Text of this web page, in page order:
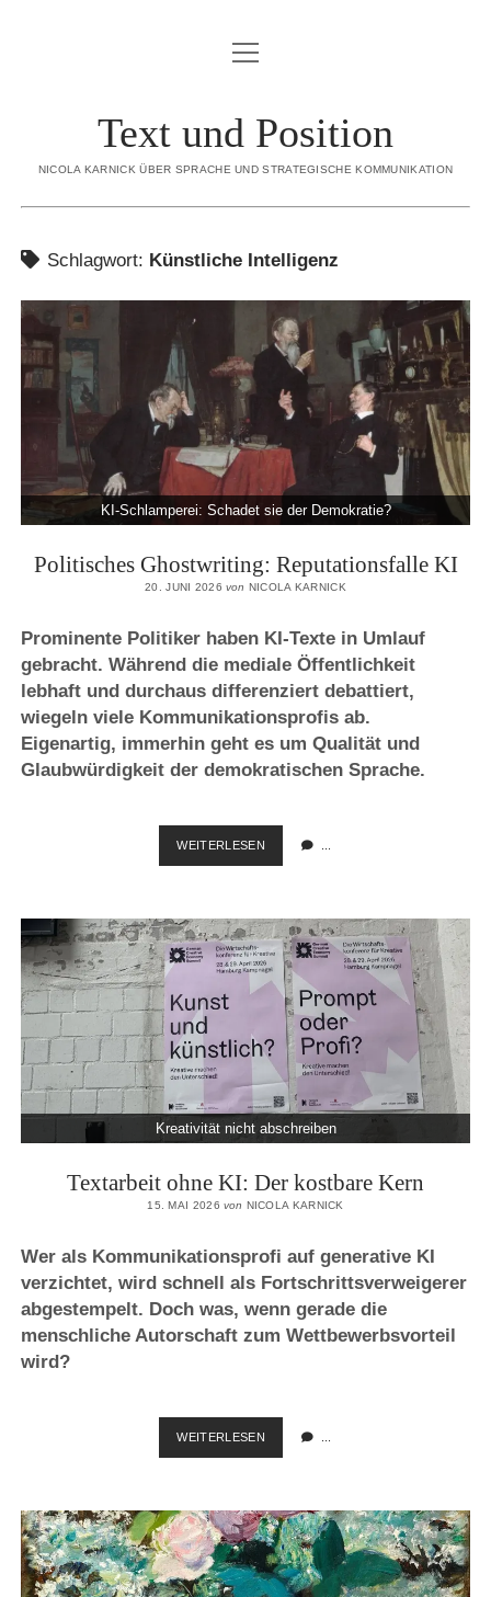
BLOG
Menü
öffnen
INTERNE REDAKTION
EXECUTIVE GHOSTWRITING
REDENSCHREIBEN
DIALOGBÜCHER
DATENSCHUTZERKLÄRUNG
IMPRESSUM
linkedin
emailxing
Menü
öffnen
Text und Position
NICOLA KARNICK ÜBER SPRACHE UND STRATEGISCHE KOMMUNIKATION
Schlagwort: Künstliche Intelligenz
KI-Schlamperei: Schadet sie der Demokratie?
Politisches Ghostwriting: Reputationsfalle KI
20. JUNI 2026von NICOLA KARNICK
Prominente Politiker haben KI-Texte in Umlauf
gebracht. Während die mediale Öffentlichkeit
lebhaft und durchaus differenziert debattiert,
wiegeln viele Kommunikationsprofis ab.
Eigenartig, immerhin geht es um Qualität und
Glaubwürdigkeit der demokratischen Sprache.
WEITERLESENPOLITISCHES
GHOSTWRITING:
Kreativität nicht abschreiben
Textarbeit ohne KI: Der kostbare Kern
15. MAI 2026von NICOLA KARNICK
Wer als Kommunikationsprofi auf generative KI
verzichtet, wird schnell als Fortschrittsverweigerer
abgestempelt. Doch was, wenn gerade die
menschliche Autorschaft zum Wettbewerbsvorteil
wird?
WEITERLESENTEXTARBEIT
OHNE
KOSTBARE
KERN